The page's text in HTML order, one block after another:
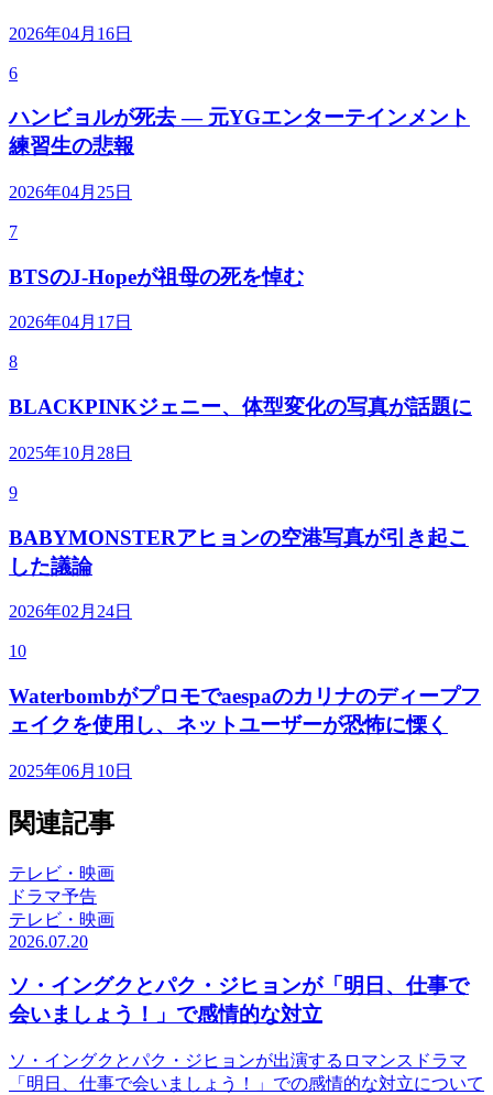
2026年04月16日
6
ハンビョルが死去 — 元YGエンターテインメント
練習生の悲報
2026年04月25日
7
BTSのJ-Hopeが祖母の死を悼む
2026年04月17日
8
BLACKPINKジェニー、体型変化の写真が話題に
2025年10月28日
9
BABYMONSTERアヒョンの空港写真が引き起こ
した議論
2026年02月24日
10
Waterbombがプロモでaespaのカリナのディープフ
ェイクを使用し、ネットユーザーが恐怖に慄く
2025年06月10日
関連記事
テレビ・映画
ドラマ予告
テレビ・映画
2026.07.20
ソ・イングクとパク・ジヒョンが「明日、仕事で
会いましょう！」で感情的な対立
ソ・イングクとパク・ジヒョンが出演するロマンスドラマ
「明日、仕事で会いましょう！」での感情的な対立について